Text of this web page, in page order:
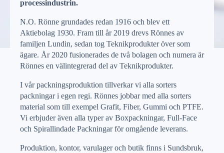
processindustrin.
N.O. Rönne grundades redan 1916 och blev ett
Aktiebolag 1930. Fram till år 2019 drevs Rönnes av
familjen Lundin, sedan tog Teknikprodukter över som
ägare. År 2020 fusionerades de två bolagen och numera är
Rönnes en välintegrerad del av Teknikprodukter.
I vår packningsproduktion tillverkar vi alla sorters
packningar i egen regi. Rönnes jobbar med alla sorters
material som till exempel Grafit, Fiber, Gummi och PTFE.
Vi erbjuder även alla typer av Boxpackningar, Full-Face
och Spirallindade Packningar för omgående leverans.
Produktion, kontor, varulager och butik finns i Sundsbruk,